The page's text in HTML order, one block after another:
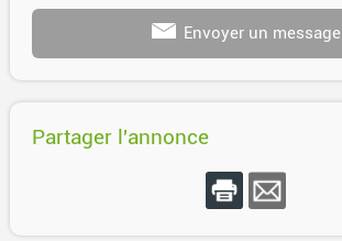
Envoyer un message
Partager l'annonce